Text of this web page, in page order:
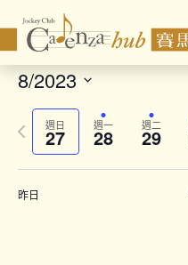
8/2023
Select
date.週日
27 週一
28 週二
29
Previous
week
昨日